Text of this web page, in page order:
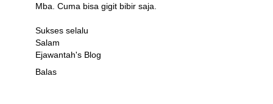
Mba. Cuma bisa gigit bibir saja.
Sukses selalu
Salam
Ejawantah's Blog
Balas